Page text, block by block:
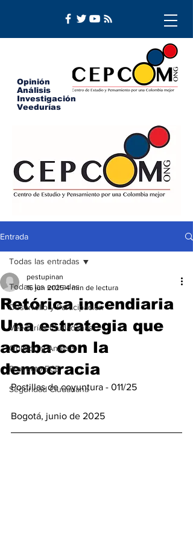
Opinión
Análisis
Investigación
Veedurías
Entrada
Todas las entradas
Desarrollo y Participación
Veedurías Ciudadanas
Opinión y Análisis
Proyecto ECE
Seguridad Ciudadana
Todas las entradas
Retórica incendiaria
Una estrategia que
acaba con la
democracia
pestupinan
16 jun 2025 4 min de lectura
Postillas de coyuntura - 011/25
Bogotá, junio de 2025